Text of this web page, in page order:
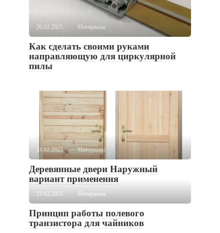
26.02.2025 Материалы
Как сделать своими руками
направляющую для циркулярной
пилы
24.02.2025 Материалы
Деревянные двери Наружный
вариант применения
23.02.2025 Материалы
Принцип работы полевого
транзистора для чайников